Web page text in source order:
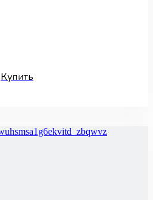
Купить